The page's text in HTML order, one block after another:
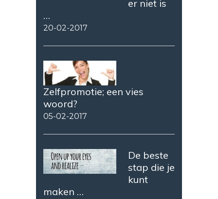
er niet is
…
20-02-2017
Zelfpromotie; een vies
woord?
05-02-2017
De beste
stap die je
kunt
maken …